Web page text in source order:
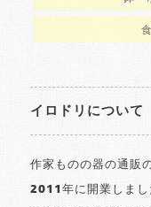
イロドリについて
作家ものの器の通販
2011年に開業しま